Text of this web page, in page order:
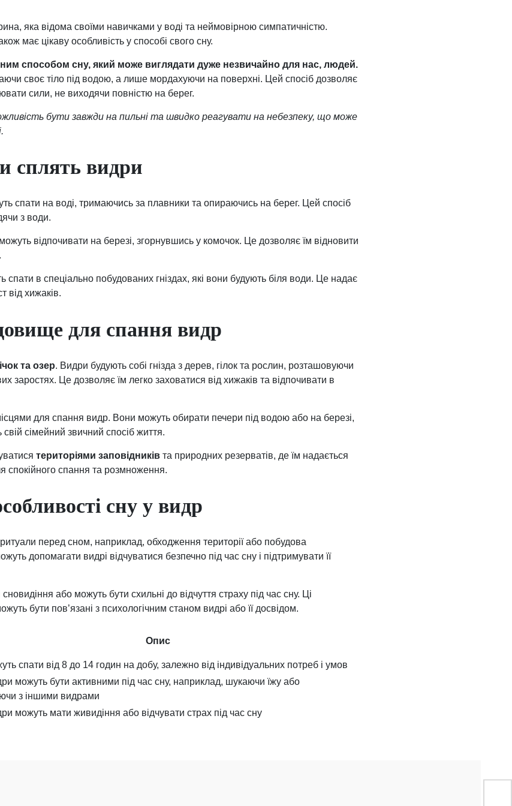
яка відома своїми навичками у воді та неймовірною симпатичністю.
має цікаву особливість у способі свого сну.
способом сну, який може виглядати дуже незвичайно для нас, людей.
своє тіло під водою, а лише мордахуючи на поверхні. Цей спосіб дозволяє
сили, не виходячи повністю на берег.
бути завжди на пильні та швидко реагувати на небезпеку, що може
сплять видри
спати на воді, тримаючись за плавники та опираючись на берег. Цей спосіб
з води.
відпочивати на березі, згорнувшись у комочок. Це дозволяє їм відновити
спати в спеціально побудованих гніздах, які вони будують біля води. Це надає
від хижаків.
для спання видр
та озер. Видри будують собі гнізда з дерев, гілок та рослин, розташовуючи
заростях. Це дозволяє їм легко заховатися від хижаків та відпочивати в
для спання видр. Вони можуть обирати печери під водою або на березі,
сімейний звичний спосіб життя.
територіями заповідників та природних резерватів, де їм надається
спокійного спання та розмноження.
сну у видр
перед сном, наприклад, обходження території або побудова
допомагати видрі відчуватися безпечно під час сну і підтримувати її
або можуть бути схильні до відчуття страху під час сну. Ці
бути пов’язані з психологічним станом видрі або її досвідом.
Опис
спати від 8 до 14 годин на добу, залежно від індивідуальних потреб і умов
можуть бути активними під час сну, наприклад, шукаючи їжу або
з іншими видрами
можуть мати живидіння або відчувати страх під час сну